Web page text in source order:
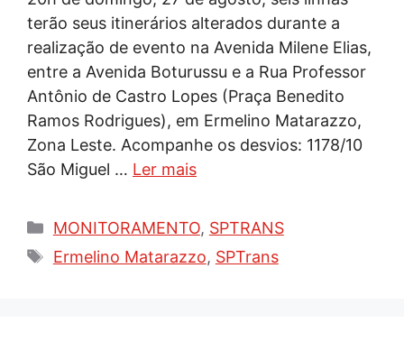
terão seus itinerários alterados durante a
realização de evento na Avenida Milene Elias,
entre a Avenida Boturussu e a Rua Professor
Antônio de Castro Lopes (Praça Benedito
Ramos Rodrigues), em Ermelino Matarazzo,
Zona Leste. Acompanhe os desvios: 1178/10
São Miguel … Ler mais
Categorias
MONITORAMENTO, SPTRANS
Tags
Ermelino Matarazzo, SPTrans